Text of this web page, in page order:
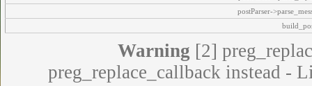
postParser-
Warning [2]
preg_replace_callback instead -